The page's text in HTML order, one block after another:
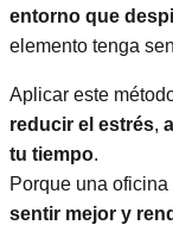
entorno que
elemento tenga
Aplicar este
reducir el estrés,
tu tiempo.
Porque una
sentir mejor y